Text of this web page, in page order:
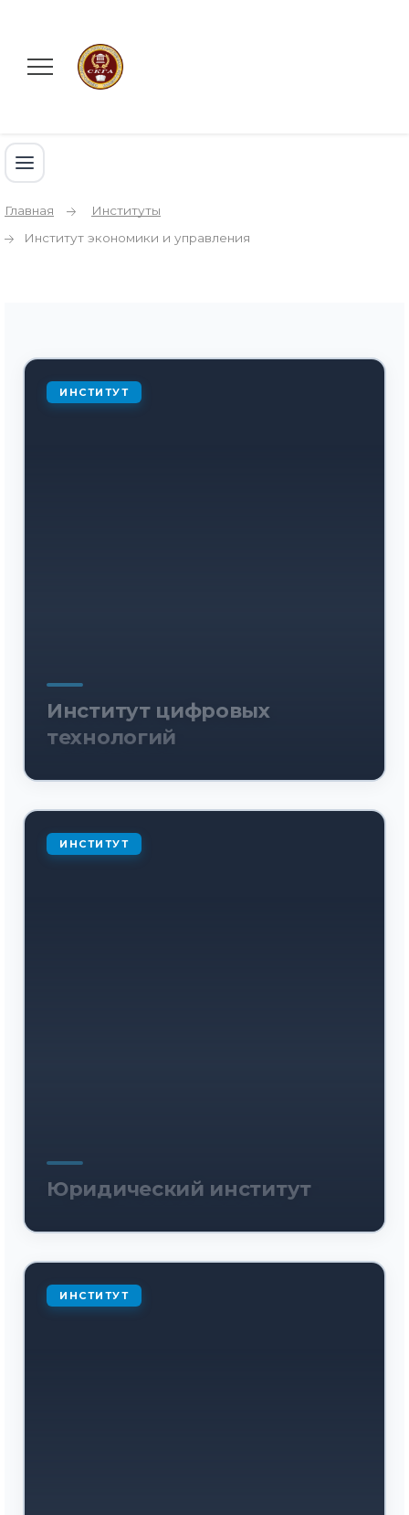
Главная
Институты
Институт экономики и управления
Институт цифровых
технологий
ИНСТИТУТ
Юридический институт
ИНСТИТУТ
ИНСТИТУТ